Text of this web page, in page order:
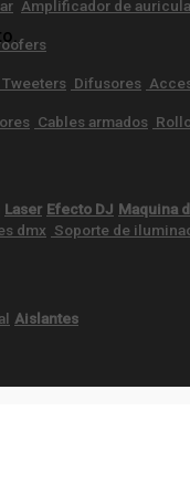
Amplificador de
Tweeters Difusores
Cables armados
Laser Efecto DJ Maquina
dmx Soporte de
Aislantes